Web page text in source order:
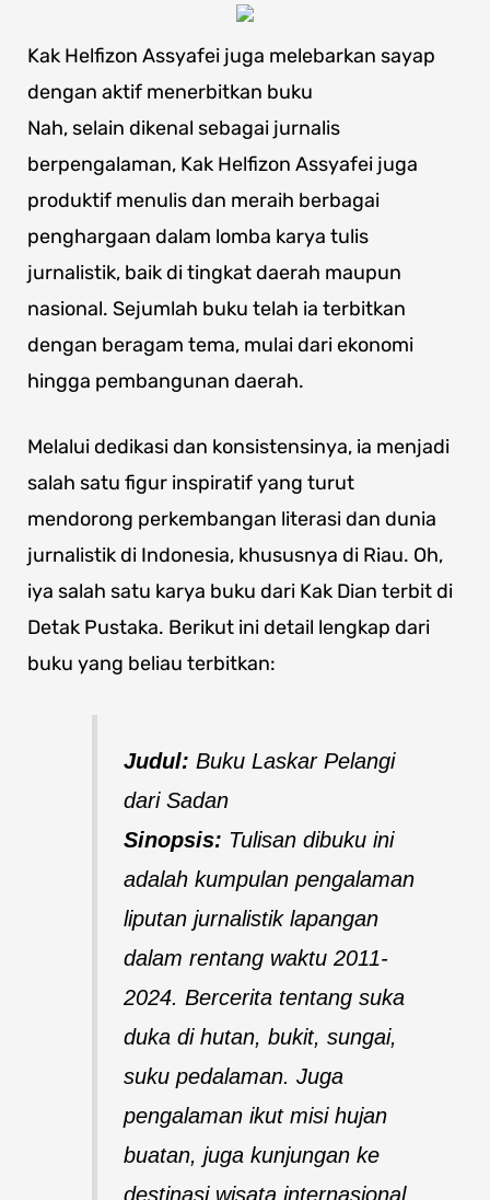
Kak Helfizon Assyafei juga melebarkan sayap
dengan aktif menerbitkan buku
Nah, selain dikenal sebagai jurnalis
berpengalaman, Kak Helfizon Assyafei juga
produktif menulis dan meraih berbagai
penghargaan dalam lomba karya tulis
jurnalistik, baik di tingkat daerah maupun
nasional. Sejumlah buku telah ia terbitkan
dengan beragam tema, mulai dari ekonomi
hingga pembangunan daerah.
Melalui dedikasi dan konsistensinya, ia menjadi
salah satu figur inspiratif yang turut
mendorong perkembangan literasi dan dunia
jurnalistik di Indonesia, khususnya di Riau. Oh,
iya salah satu karya buku dari Kak Dian terbit di
Detak Pustaka. Berikut ini detail lengkap dari
buku yang beliau terbitkan:
Judul: Buku Laskar Pelangi
dari Sadan
Sinopsis: Tulisan dibuku ini
adalah kumpulan pengalaman
liputan jurnalistik lapangan
dalam rentang waktu 2011-
2024. Bercerita tentang suka
duka di hutan, bukit, sungai,
suku pedalaman. Juga
pengalaman ikut misi hujan
buatan, juga kunjungan ke
destinasi wisata internasional